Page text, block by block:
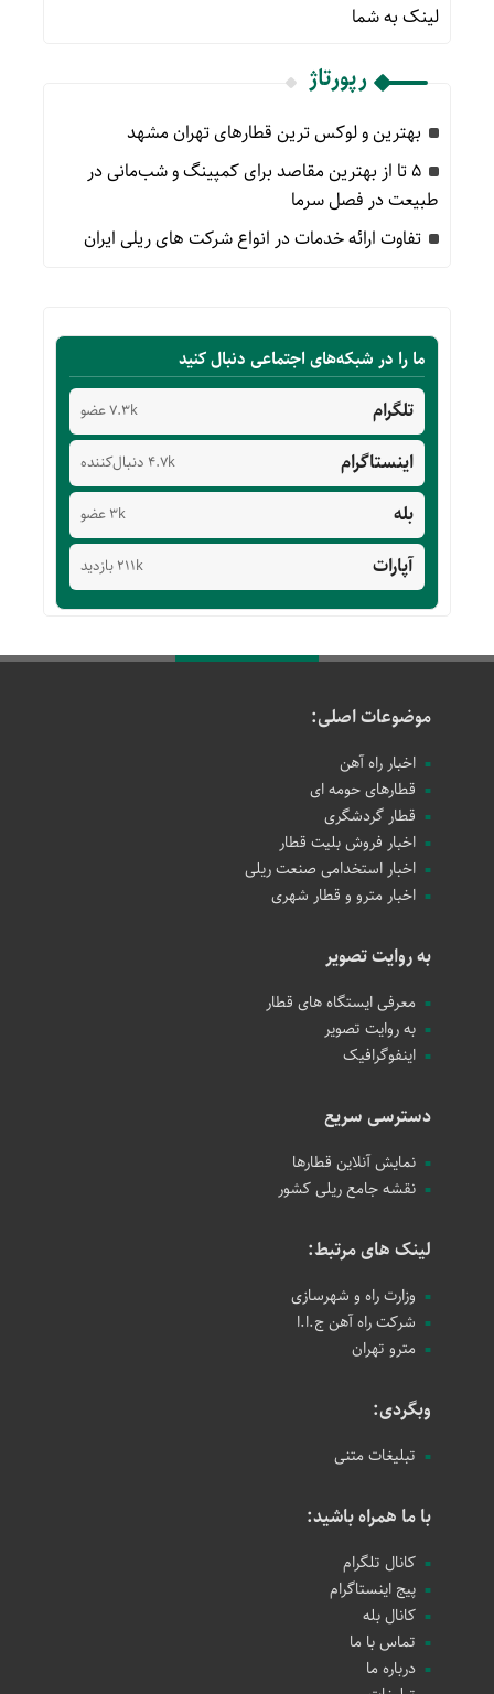
لینک به شما
رپورتاژ
بهترین و لوکس ترین قطارهای تهران مشهد
۵ تا از بهترین مقاصد برای کمپینگ و شب‌مانی در
طبیعت در فصل سرما
تفاوت ارائه خدمات در انواع شرکت های ریلی ایران
ما را در شبکه‌های اجتماعی دنبال کنید
تلگرام 7.3k عضو
اینستاگرام 4.7k دنبال‌کننده
بله 3k عضو
آپارات 211k بازدید
موضوعات اصلی:
اخبار راه آهن
قطارهای حومه ای
قطار گردشگری
اخبار فروش بلیت قطار
اخبار استخدامی صنعت ریلی
اخبار مترو و قطار شهری
به روایت تصویر
معرفی ایستگاه های قطار
به روایت تصویر
اینفوگرافیک
دسترسی سریع
نمایش آنلاین قطارها
نقشه جامع ریلی کشور
لینک های مرتبط:
وزارت راه و شهرسازی
شرکت راه آهن ج.ا.ا
مترو تهران
وبگردی:
تبلیغات متنی
با ما همراه باشید:
کانال تلگرام
پیج اینستاگرام
کانال بله
تماس با ما
درباره ما